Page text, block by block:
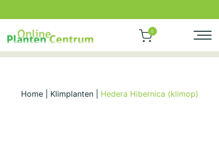
0
Home| Klimplanten| Hedera Hibernica (klimop)